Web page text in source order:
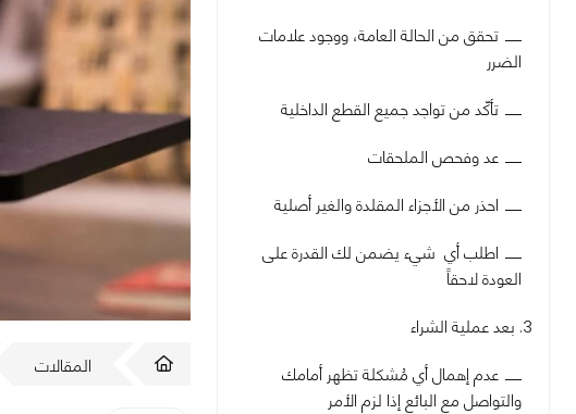
تحقق من الحالة العامة، ووجود علامات
الضرر
تأكّد من تواجد جميع القطع الداخلية
عد وفحص الملحقات
احذر من الأجزاء المقلدة والغير أصلية
اطلب أي شيء يضمن لك القدرة على
العودة لاحقاً
3. بعد عملية الشراء
عدم إهمال أي مُشكلة تظهر أمامك
والتواصل مع البائع إذا لزم الأمر
المقالات